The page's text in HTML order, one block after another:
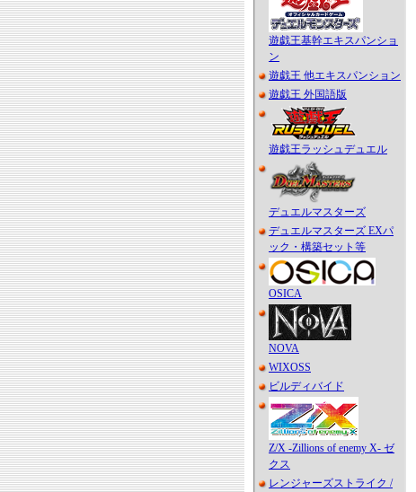
遊戯王基幹エキスパンショ
ン
遊戯王 他エキスパンション
遊戯王 外国語版
遊戯王ラッシュデュエル
デュエルマスターズ
デュエルマスターズ EXパ
ック・構築セット等
OSICA
NOVA
WIXOSS
ビルディバイド
Z/X -Zillions of enemy X- ゼ
クス
レンジャーズストライク /